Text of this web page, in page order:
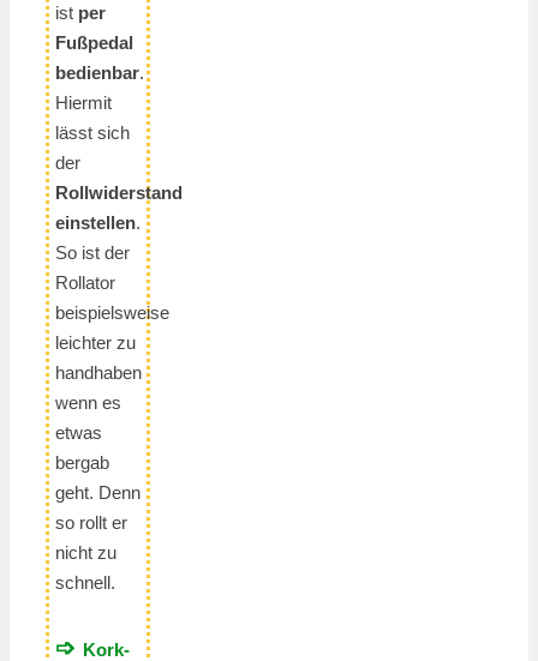
ist per
Fußpedal
bedienbar.
Hiermit
lässt sich
der
Rollwiderstand
einstellen.
So ist der
Rollator
beispielsweise
leichter zu
handhaben
wenn es
etwas
bergab
geht. Denn
so rollt er
nicht zu
schnell.
➩ Kork-